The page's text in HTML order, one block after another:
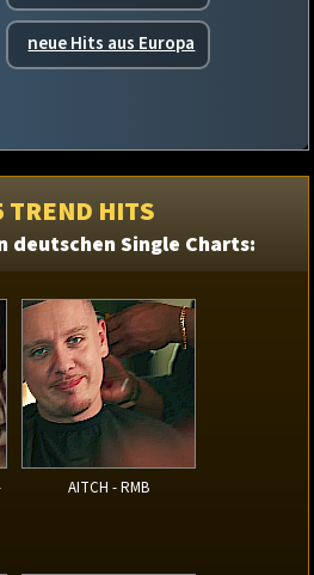
neue Hits aus Europa
TREND HITS
deutschen Single Charts:
AITCH - RMB